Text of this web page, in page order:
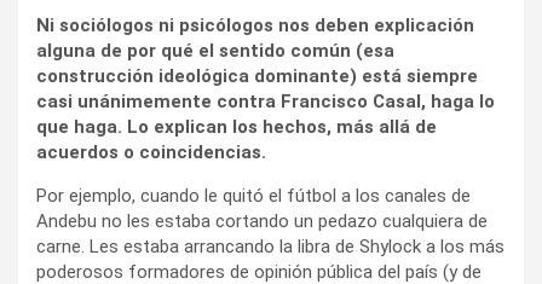
Ni sociólogos ni psicólogos nos deben explicación
alguna de por qué el sentido común (esa
construcción ideológica dominante) está siempre
casi unánimemente contra Francisco Casal, haga lo
que haga. Lo explican los hechos, más allá de
acuerdos o coincidencias.
Por ejemplo, cuando le quitó el fútbol a los canales de
Andebu no les estaba cortando un pedazo cualquiera de
carne. Les estaba arrancando la libra de Shylock a los más
poderosos formadores de opinión pública del país (y de